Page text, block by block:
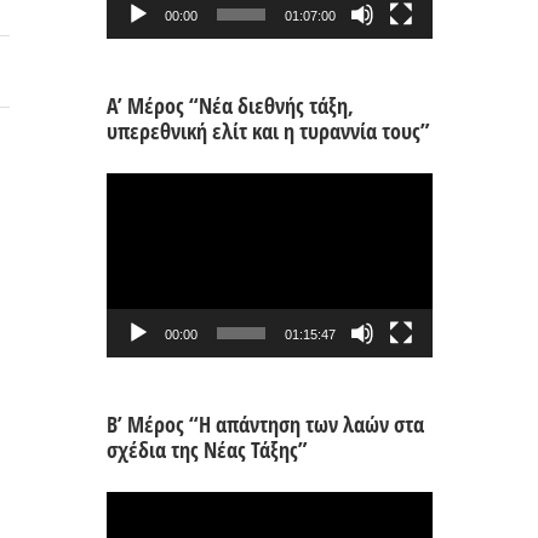
00:00 01:07:00
Α’ Μέρος “Νέα διεθνής τάξη,
υπερεθνική ελίτ και η τυραννία τους”
00:00 01:15:47
Β’ Μέρος “Η απάντηση των λαών στα
σχέδια της Νέας Τάξης”